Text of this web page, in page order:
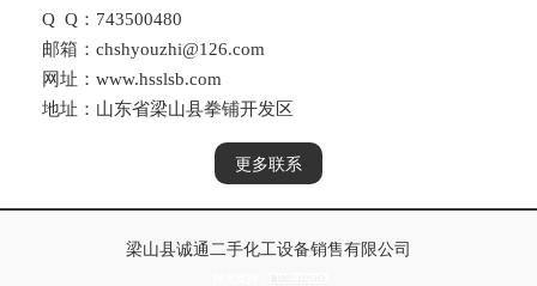
Q Q：743500480
邮箱：chshyouzhi@126.com
网址：www.hsslsb.com
地址：山东省梁山县拳铺开发区
更多联系
梁山县诚通二手化工设备销售有限公司